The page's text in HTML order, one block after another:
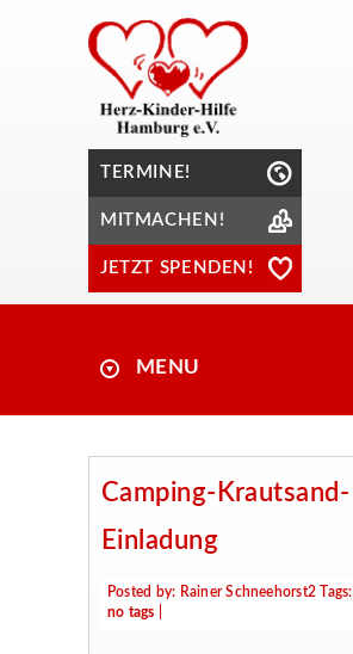
TERMINE!
MITMACHEN!
JETZT SPENDEN!
MENU
Camping-Krautsand-
Einladung
Posted by: Rainer Schneehorst2Tags:
no tags